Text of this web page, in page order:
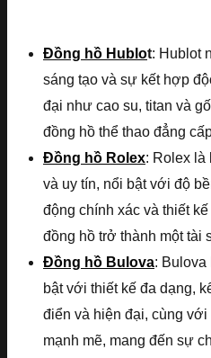
Đồng hồ Hublot: Hublot
sáng tạo và sự kết hợp
đại như cao su, titan và
đồng hồ thể thao đẳng
Đồng hồ Rolex: Rolex là
và uy tín, nổi bật với độ
động chính xác và thiết
đồng hồ trở thành một tài
Đồng hồ Bulova:
bật với thiết kế đa dạng,
điển và hiện đại, cùng
mạnh mẽ, mang đến sự